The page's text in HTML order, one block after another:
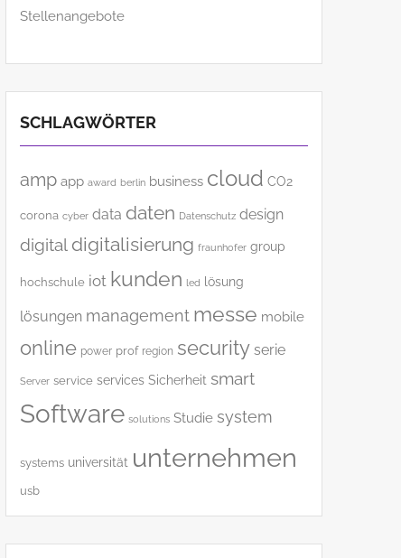
Stellenangebote
SCHLAGWÖRTER
amp app award berlin business cloud CO2
corona cyber data daten Datenschutz design
digital digitalisierung fraunhofer group
hochschule iot kunden led lösung
lösungen management messe mobile
online power prof region security serie
Server service services Sicherheit smart
Software solutions Studie system
systems universität unternehmen
usb